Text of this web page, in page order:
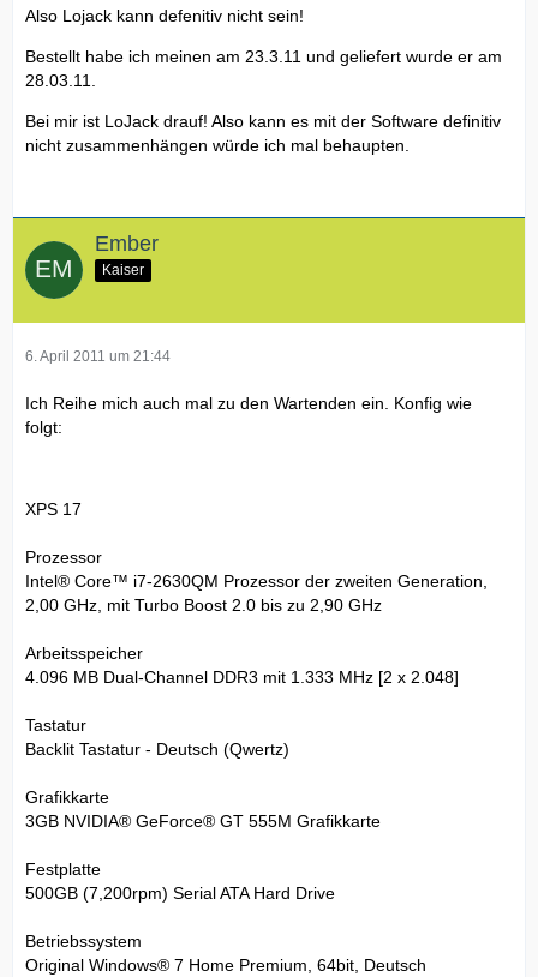
Also Lojack kann defenitiv nicht sein!
Bestellt habe ich meinen am 23.3.11 und geliefert wurde er am
28.03.11.
Bei mir ist LoJack drauf! Also kann es mit der Software definitiv
nicht zusammenhängen würde ich mal behaupten.
Ember
Kaiser
6. April 2011 um 21:44
Ich Reihe mich auch mal zu den Wartenden ein. Konfig wie
folgt:
XPS 17
Prozessor
Intel® Core™ i7-2630QM Prozessor der zweiten Generation,
2,00 GHz, mit Turbo Boost 2.0 bis zu 2,90 GHz
Arbeitsspeicher
4.096 MB Dual-Channel DDR3 mit 1.333 MHz [2 x 2.048]
Tastatur
Backlit Tastatur - Deutsch (Qwertz)
Grafikkarte
3GB NVIDIA® GeForce® GT 555M Grafikkarte
Festplatte
500GB (7,200rpm) Serial ATA Hard Drive
Betriebssystem
Original Windows® 7 Home Premium, 64bit, Deutsch